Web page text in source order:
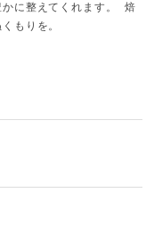
に整えてくれます。 焙
もりを。